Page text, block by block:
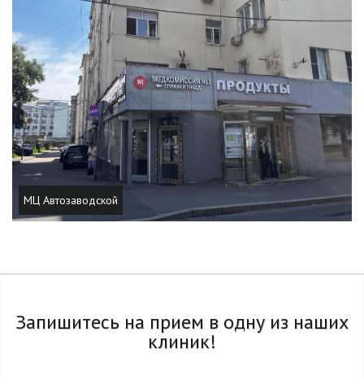
МЦ Автозаводской
Запишитесь на прием в одну из наших
клиник!